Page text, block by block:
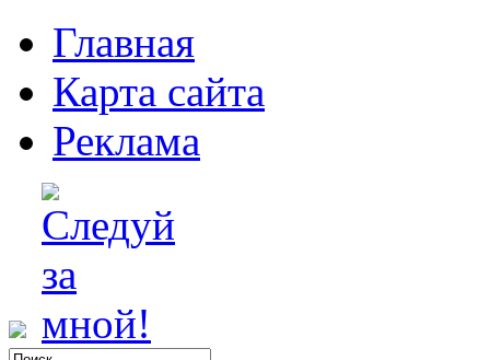
Главная
Карта сайта
Реклама